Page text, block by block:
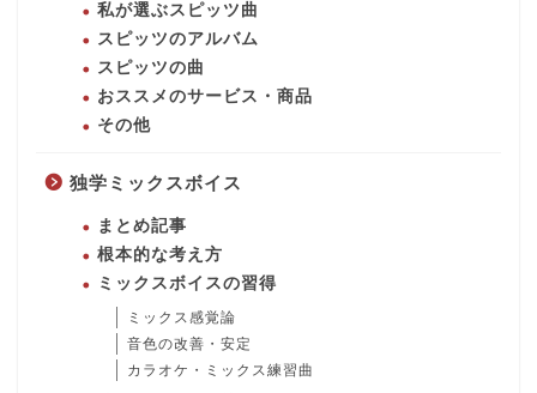
私が選ぶスピッツ曲
スピッツのアルバム
スピッツの曲
おススメのサービス・商品
その他
独学ミックスボイス
まとめ記事
根本的な考え方
ミックスボイスの習得
ミックス感覚論
音色の改善・安定
カラオケ・ミックス練習曲